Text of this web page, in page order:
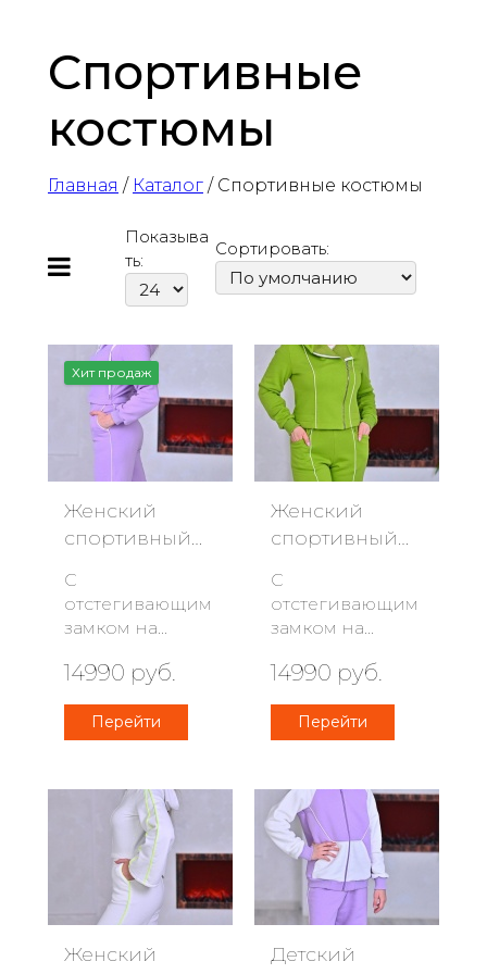
Спортивные
костюмы
Главная / Каталог / Спортивные костюмы
Показыва
ть:
Сортировать:
Хит продаж
Женский
спортивный
трансфо...
С
отстегивающим
замком на
отстегнуть худи
от брюк и
носить по-
14990 руб.
Перейти
Женский
спортивный
трансфо...
С
отстегивающим
замком на
отстегнуть худи
от брюк и
носить по-
14990 руб.
Перейти
Женский
Детский